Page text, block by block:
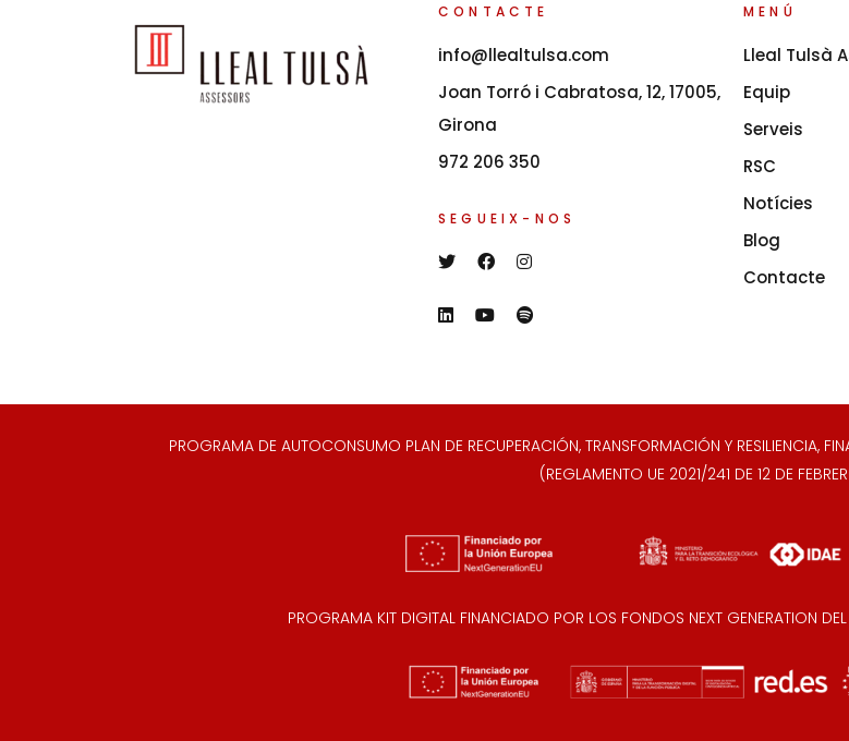
CONTACTE
info@llealtulsa.com
Joan Torró i Cabratosa, 12, 17005,
Girona
972 206 350
SEGUEIX-NOS
MENÚ
Lleal Tulsà
Equip
Serveis
RSC
Notícies
Blog
Contacte
PROGRAMA DE AUTOCONSUMO PLAN DE RECUPERACIÓN, TRANSFORMACIÓN Y RESILIENCIA,
(REGLAMENTO UE 2021/241 DE 12 DE
PROGRAMA KIT DIGITAL FINANCIADO POR LOS FONDOS NEXT GENERATION